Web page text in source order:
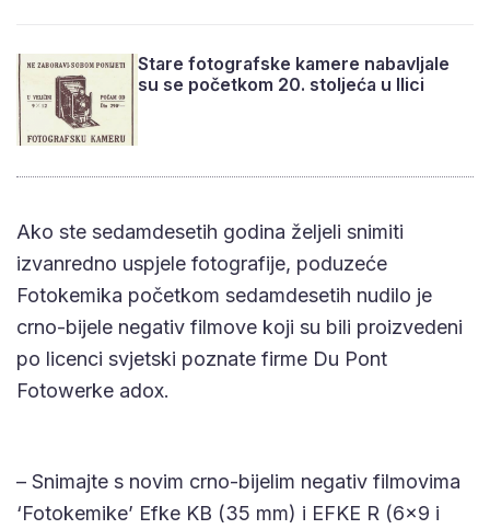
Stare fotografske kamere nabavljale
su se početkom 20. stoljeća u Ilici
Ako ste sedamdesetih godina željeli snimiti
izvanredno uspjele fotografije, poduzeće
Fotokemika početkom sedamdesetih nudilo je
crno-bijele negativ filmove koji su bili proizvedeni
po licenci svjetski poznate firme Du Pont
Fotowerke adox.
– Snimajte s novim crno-bijelim negativ filmovima
‘Fotokemike’ Efke KB (35 mm) i EFKE R (6×9 i